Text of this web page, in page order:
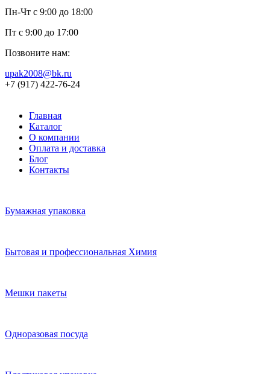
Пн-Чт с 9:00 до 18:00
Пт с 9:00 до 17:00
Позвоните нам:
upak2008@bk.ru
+7 (917) 422-76-24
Главная
Каталог
О компании
Оплата и доставка
Блог
Контакты
Бумажная упаковка
Бытовая и профессиональная Химия
Мешки пакеты
Одноразовая посуда